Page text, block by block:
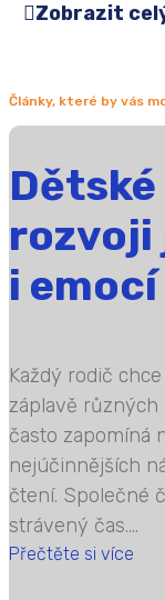
Zobrazit
Články, které by vás
rozvoji
i emocí
Každý rodič
záplavě různých
často zapomíná
nejúčinnějších
čtení. Společné
strávený čas....
Přečtěte si více